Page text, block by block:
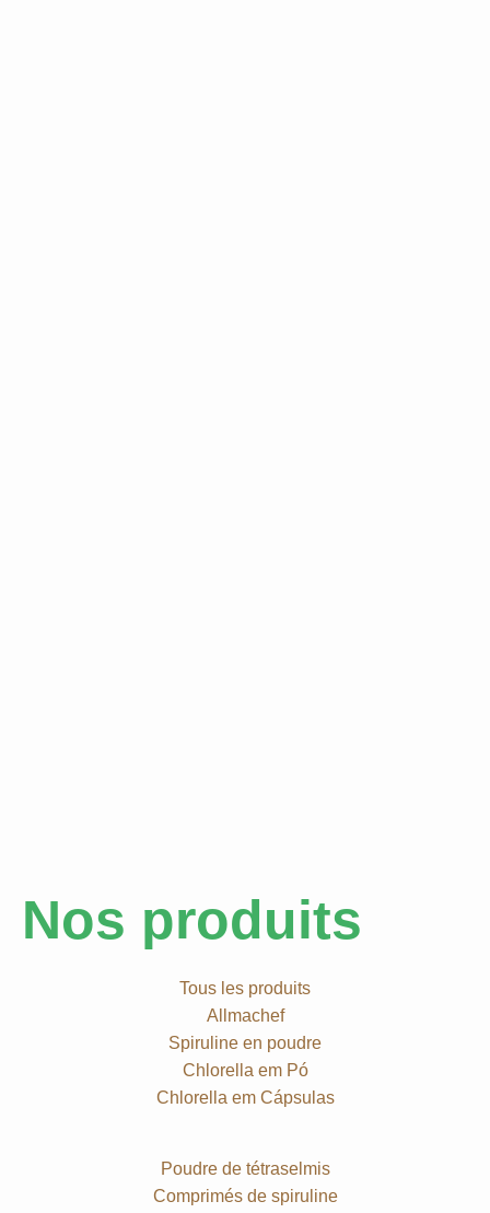
Nos produits
Tous les produits
Allmachef
Spiruline en poudre
Chlorella em Pó
Chlorella em Cápsulas
Poudre de tétraselmis
Comprimés de spiruline